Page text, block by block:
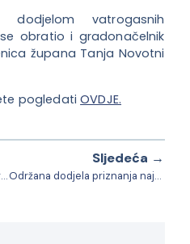
dodjelom vatrogasnih
obratio i gradonačelnik
župana Tanja Novotni
pogledatiOVDJE.
Predstavljanje knjige “Pakao srpskog logora Stara Gradiška 1992. godine”
Sljedeća →
Održana dodjela priznanja najuspješnijim sportašicama, sportašima, sportskim ekipama i djelatnicima Sportske zajednice Grada Daruvara